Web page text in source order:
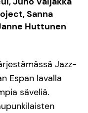
Sanna
Huttunen
Jazz-
Espan lavalla
säveliä.